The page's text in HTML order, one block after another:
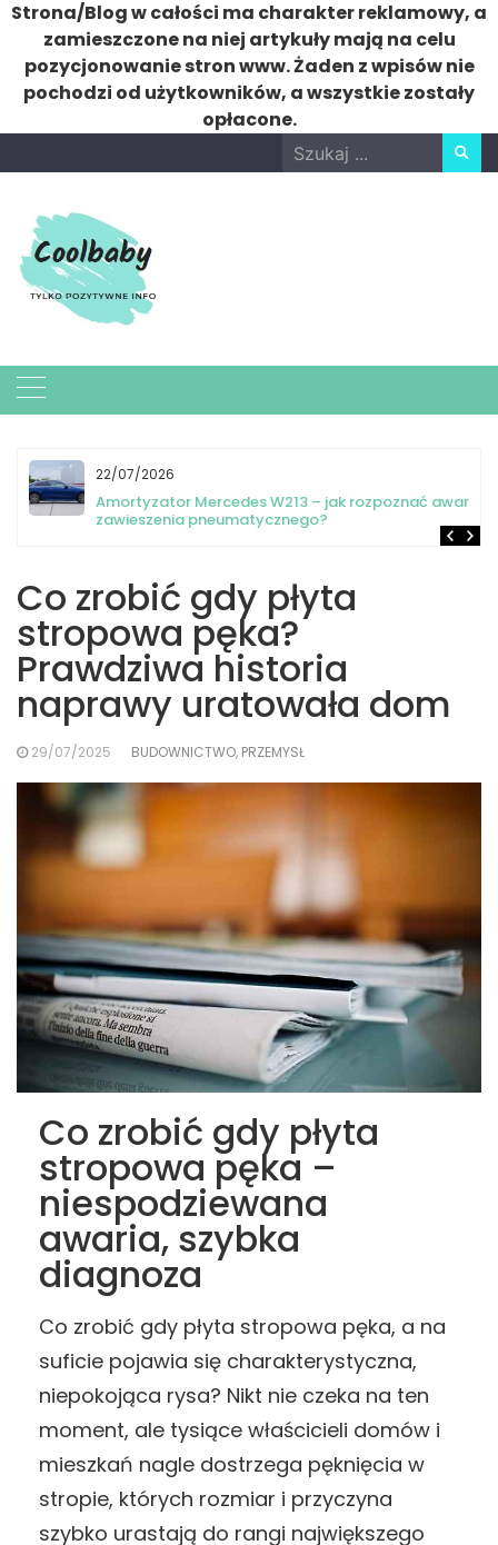
Strona/Blog w całości ma charakter reklamowy, a
zamieszczone na niej artykuły mają na celu
pozycjonowanie stron www. Żaden z wpisów nie
pochodzi od użytkowników, a wszystkie zostały
opłacone.
to
Search
for:
22/07/2026
Amortyzator Mercedes W213 – jak rozpoznać awarię
zawieszenia pneumatycznego?
Co zrobić gdy płyta
stropowa pęka?
Prawdziwa historia
naprawy uratowała dom
29/07/2025 BUDOWNICTWO, PRZEMYSŁ
Co zrobić gdy płyta
stropowa pęka –
niespodziewana
awaria, szybka
diagnoza
Co zrobić gdy płyta stropowa pęka, a na
suficie pojawia się charakterystyczna,
niepokojąca rysa? Nikt nie czeka na ten
moment, ale tysiące właścicieli domów i
mieszkań nagle dostrzega pęknięcia w
stropie, których rozmiar i przyczyna
szybko urastają do rangi największego